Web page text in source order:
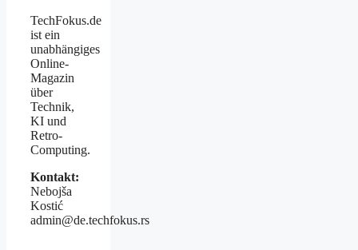
TechFokus.de
ist ein
unabhängiges
Online-
Magazin
über
Technik,
KI und
Retro-
Computing.
Kontakt:
Nebojša
Kostić
admin@de.techfokus.rs